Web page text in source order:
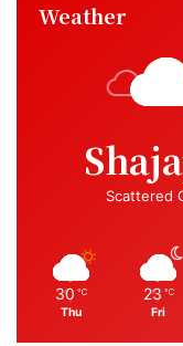
Weather
Scattered
30 ℃
Thu
23 ℃
Fri